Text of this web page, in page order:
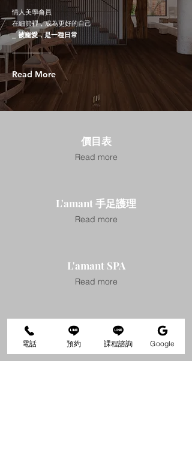
情人美學會員
在細節裡，成為更好的自己
⎯ 被寵愛，是一種日常
Read More
價目表
Read more
L'amant 手足護理
Read more
L'amant SPA
Read more
自然輕氧眉
Read more
電話 預約 課程諮詢 Google